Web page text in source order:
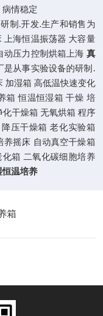
情稳定
制.开发.生产和销售为
上海恒温振荡器 大容量
动压力控制烘箱上海 真
从事实验设备的研制.
加湿箱 高低温快速变化
箱 恒温恒湿箱 干燥 培
干燥箱 无氧烘箱 程序
压干燥箱 老化实验箱
养摇床 自动真空干燥箱
箱 二氧化碳细胞培养
恒温培养
箱